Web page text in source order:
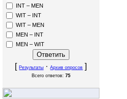
INT – MEN
WIT – INT
WIT – MEN
MEN – INT
MEN – WIT
[Результаты ·Архив опросов ]
Всего ответов: 75